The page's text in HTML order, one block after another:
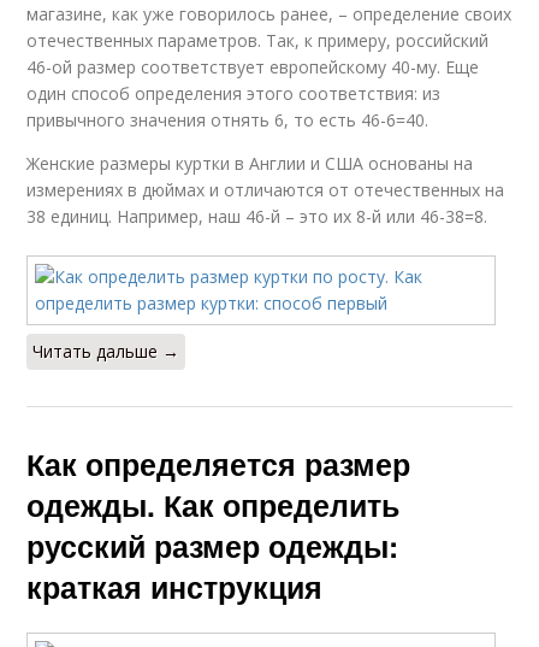
магазине, как уже говорилось ранее, – определение своих
отечественных параметров. Так, к примеру, российский
46-ой размер соответствует европейскому 40-му. Еще
один способ определения этого соответствия: из
привычного значения отнять 6, то есть 46-6=40.
Женские размеры куртки в Англии и США основаны на
измерениях в дюймах и отличаются от отечественных на
38 единиц. Например, наш 46-й – это их 8-й или 46-38=8.
Читать дальше →
Как определяется размер
одежды. Как определить
русский размер одежды:
краткая инструкция